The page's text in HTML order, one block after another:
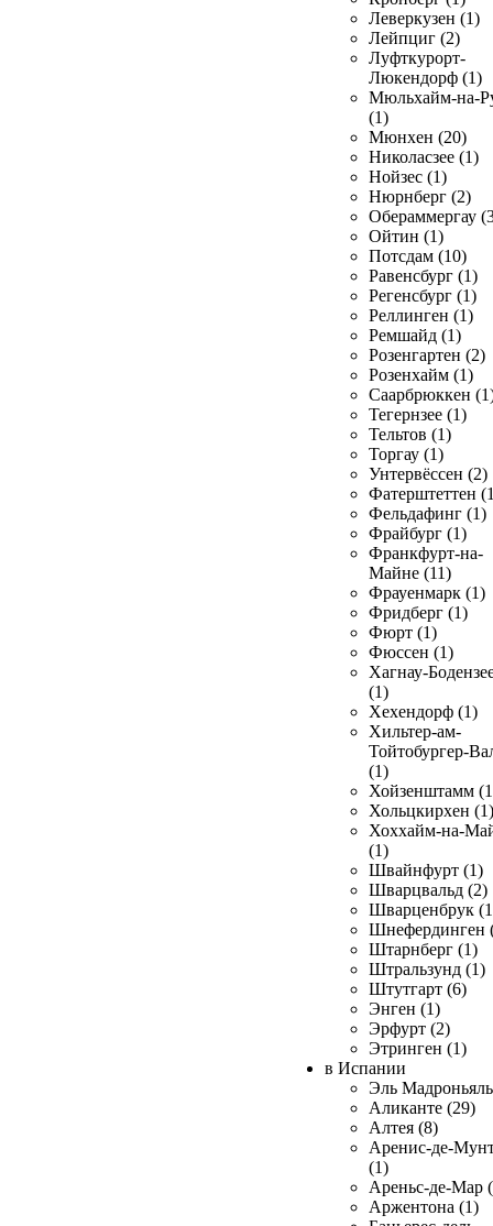
Леверкузен (1)
Лейпциг (2)
Луфткурорт-
Люкендорф (1)
Мюльхайм-на-
(1)
Мюнхен (20)
Николасзее (1)
Нойзес (1)
Нюрнберг (2)
Обераммергау
Ойтин (1)
Потсдам (10)
Равенсбург (1)
Регенсбург (1)
Реллинген (1)
Ремшайд (1)
Розенгартен (2)
Розенхайм (1)
Саарбрюккен
Тегернзее (1)
Тельтов (1)
Торгау (1)
Унтервёссен (2)
Фатерштеттен
Фельдафинг (1)
Фрайбург (1)
Франкфурт-на-
Майне (11)
Фрауенмарк (1)
Фридберг (1)
Фюрт (1)
Фюссен (1)
Хагнау-
(1)
Хехендорф (1)
Хильтер-ам-
Тойтобургер-
(1)
Хойзенштамм
Хольцкирхен (1)
Хоххайм-на-
(1)
Швайнфурт (1)
Шварцвальд (2)
Шварценбрук
Шнефердинген
Штарнберг (1)
Штральзунд (1)
Штутгарт (6)
Энген (1)
Эрфурт (2)
Этринген (1)
в Испании
Эль
Аликанте (29)
Алтея (8)
Аренис-де-
(1)
Ареньс-де-Мар
Аржентона (1)